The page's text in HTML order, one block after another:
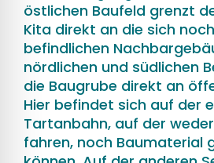
östlichen Baufeld grenzt
Kita direkt an die sich
befindlichen
nördlichen und südlichen
die Baugrube direkt an
Hier befindet sich auf der
Tartanbahn, auf der
fahren, noch Baumaterial